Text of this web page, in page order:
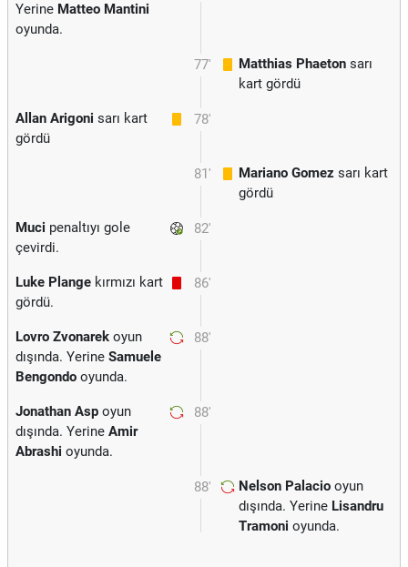
Yerine Matteo Mantini
oyunda.
77' Matthias Phaeton sarı
kart gördü
78'
Allan Arigoni sarı kart
gördü
81' Mariano Gomez sarı kart
gördü
82'
Muci penaltıyı gole
çevirdi.
86'
Luke Plange kırmızı kart
gördü.
88'
Lovro Zvonarek oyun
dışında. Yerine Samuele
Bengondo oyunda.
88'
Jonathan Asp oyun
dışında. Yerine Amir
Abrashi oyunda.
88' Nelson Palacio oyun
dışında. Yerine Lisandru
Tramoni oyunda.